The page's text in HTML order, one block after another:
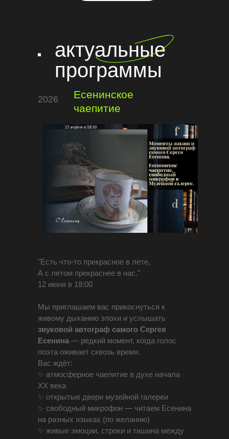
"Есть что-то прекрасное в лете,
А с летом прекраснее в нас."
12 июня в 18:00
Мы приглашаем вас прикоснуться к
живому дыханию эпохи и услышать
звуковой автограф самого Сергея
Есенина — редкий момент, когда голос
поэта оживает сквозь время.
Вас ждёт:
✨ атмосферное чаепитие в духе начала
XX века
✨ открытые двери музейной галереи
✨ свободный микрофон — читаем Есенина
на разных языках (по желанию)
✨ живые эмоции, строки и тишина между
2026
Есенинское
чаепитие
актуальные
программы